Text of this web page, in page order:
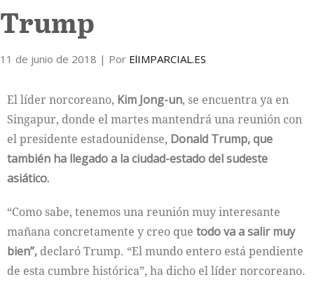
Trump
11 de junio de 2018 | Por ElIMPARCIAL.ES
El líder norcoreano, Kim Jong-un, se encuentra ya en
Singapur, donde el martes mantendrá una reunión con
el presidente estadounidense, Donald Trump, que
también ha llegado a la ciudad-estado del sudeste
asiático.
“Como sabe, tenemos una reunión muy interesante
mañana concretamente y creo que todo va a salir muy
bien”, declaró Trump. “El mundo entero está pendiente
de esta cumbre histórica”, ha dicho el líder norcoreano.